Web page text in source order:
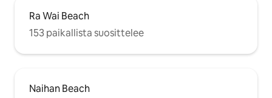
Ra Wai Beach
153 paikallista suosittelee
Naihan Beach